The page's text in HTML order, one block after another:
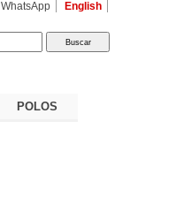
WhatsApp English
POLOS